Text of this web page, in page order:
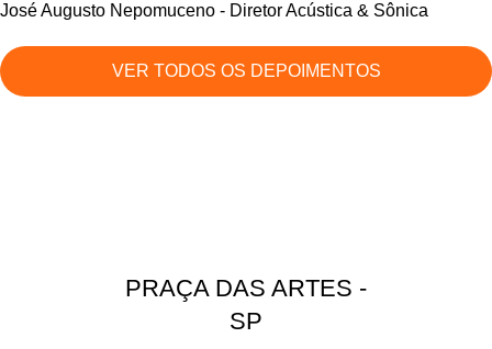
José Augusto Nepomuceno - DiretorAcústica & Sônica
VER TODOS OS DEPOIMENTOS
PRAÇA DAS ARTES -
SP